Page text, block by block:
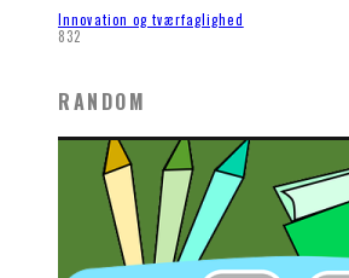
Innovation og tværfaglighed
832
RANDOM